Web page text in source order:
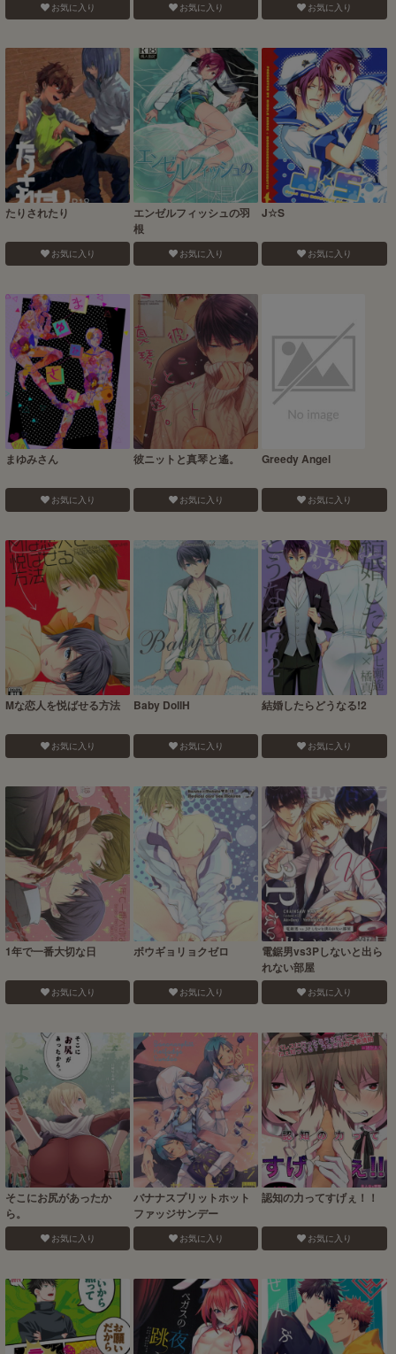
お気に入り お気に入り お気に入り
たりされたり
お気に入り
エンゼルフィッシュの羽
根
お気に入り
J☆S
お気に入り
まゆみさん
お気に入り
彼ニットと真琴と遙。
お気に入り
Greedy Angel
お気に入り
Mな恋人を悦ばせる方法
お気に入り
Baby DollH
お気に入り
結婚したらどうなる!2
お気に入り
1年で一番大切な日
お気に入り
ボウギョリョクゼロ
お気に入り
電鋸男vs3Pしないと出ら
れない部屋
お気に入り
そこにお尻があったか
ら。
お気に入り
バナナスプリットホット
ファッジサンデー
お気に入り
認知の力ってすげぇ！！
お気に入り